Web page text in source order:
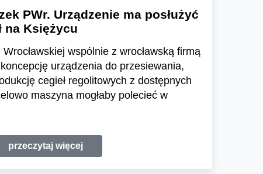
PWr. Urządzenie ma posłużyć
na Księżycu
wspólnie z wrocławską firmą
urządzenia do przesiewania,
cegieł regolitowych z dostępnych
maszyna mogłaby polecieć w
przeczytaj więcej